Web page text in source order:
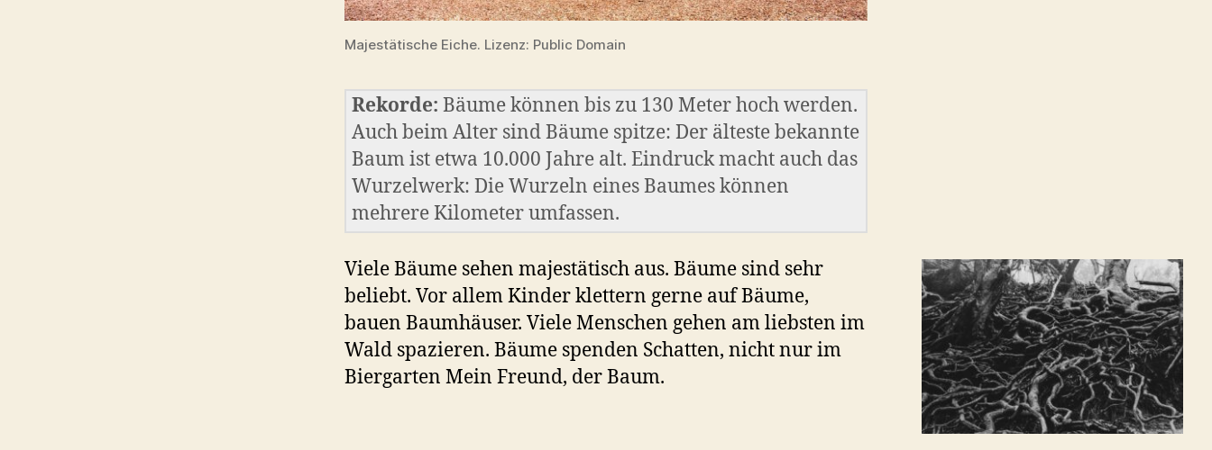
Majestätische Eiche. Lizenz: Public Domain
Rekorde: Bäume können bis zu 130 Meter hoch werden.
Auch beim Alter sind Bäume spitze: Der älteste bekannte
Baum ist etwa 10.000 Jahre alt. Eindruck macht auch das
Wurzelwerk: Die Wurzeln eines Baumes können
mehrere Kilometer umfassen.
Viele Bäume sehen majestätisch aus. Bäume sind sehr
beliebt. Vor allem Kinder klettern gerne auf Bäume,
bauen Baumhäuser. Viele Menschen gehen am liebsten im
Wald spazieren. Bäume spenden Schatten, nicht nur im
Biergarten Mein Freund, der Baum.